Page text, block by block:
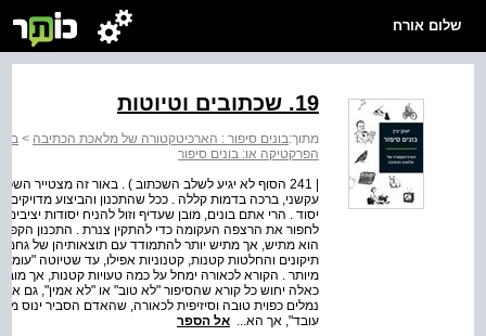
שלום אורח
19. שכתובים וטיוטות
מתוך:בונים סיפור : הארכיטקטורה של מלאכת הכתיבה >
הפרקטיקה או: בונים סיפור
| 241 הסוף לא יגיע לשלב השכתוב ) . באור זה מצטייר
עקשני, ברכה בדמות קללה . ככל שהתכנון והביצוע
יסוד . הרי אתם בונים, מובן שעדיף וזול להניח יסודות
לחפור את הרצפה העקומה כדי להתקין צנרת . התכנון
הוא מתיש, אך מתיש יותר להתמודד עם תוצאותיהן של
תיקונים והחלטות קטנות, קטנוניות אפילו, עד שטיוטה
מיותר . הקורא לכאורה ימחל על כמה טעויות קטנות, אך
כאלה יחוש כל קורא שהסיפור "לא טוב" או "לא אמין", גם
נמלים כפוית טובה וסיזיפית לכאורה, שהאדם הסביר
עובד", אך הא... אל הספר